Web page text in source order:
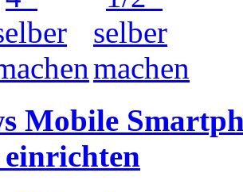
Mobile
einrichten